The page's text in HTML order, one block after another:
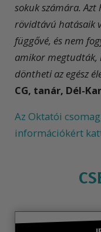
sokuk számára.
rövidtávú hatásaik
függővé, és nem
amikor megtudták,
döntheti az egész
CG, tanár, Dél-
Az Oktatói
információkért